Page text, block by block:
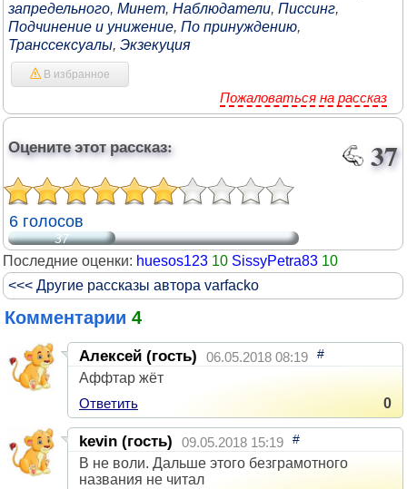
запредельного, Минет, Наблюдатели, Писсинг,
Подчинение и унижение, По принуждению,
Транссексуалы, Экзекуция
В избранное
Пожаловаться на рассказ
Оцените этот рассказ: 37
6 голосов
37
Последние оценки: huesos123 10 SissyPetra83 10
<<< Другие рассказы автора varfacko
Комментарии 4
Алексей (гость) 06.05.2018 08:19 #
Аффтар жёт
Ответить
0
kevin (гость) 09.05.2018 15:19 #
В не воли. Дальше этого безграмотного
названия не читал